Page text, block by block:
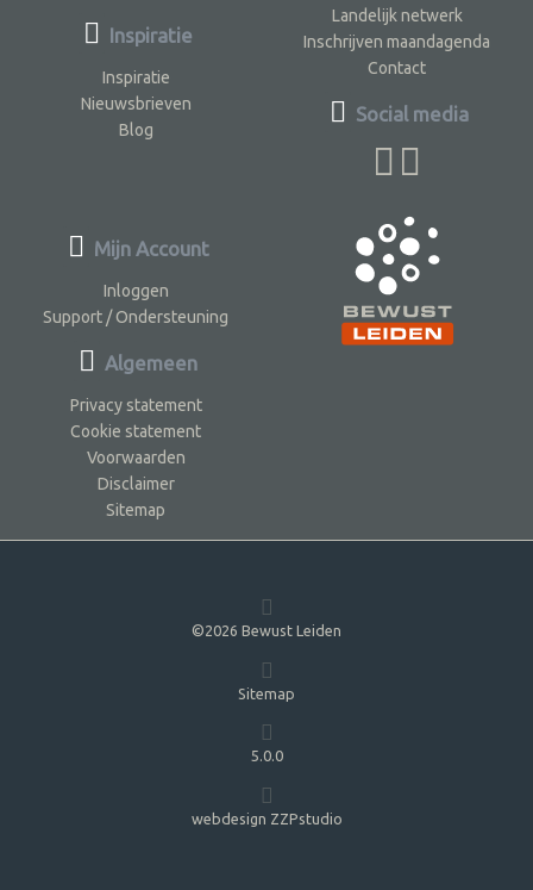
Inspiratie
Inspiratie
Nieuwsbrieven
Blog
Landelijk netwerk
Inschrijven maandagenda
Contact
Social media
Mijn Account
Inloggen
Support / Ondersteuning
Algemeen
Privacy statement
Cookie statement
Voorwaarden
Disclaimer
Sitemap
©2026 Bewust Leiden
Sitemap
5.0.0
webdesign ZZPstudio